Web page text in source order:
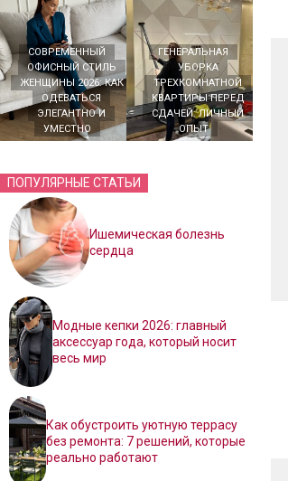
СОВРЕМЕННЫЙ
ОФИСНЫЙ СТИЛЬ
ЖЕНЩИНЫ 2026: КАК
ОДЕВАТЬСЯ
ЭЛЕГАНТНО И
УМЕСТНО
ГЕНЕРАЛЬНАЯ
УБОРКА
ТРЕХКОМНАТНОЙ
КВАРТИРЫ ПЕРЕД
СДАЧЕЙ: ЛИЧНЫЙ
ОПЫТ
ПОПУЛЯРНЫЕ СТАТЬИ
Ишемическая болезнь
сердца
Модные кепки 2026: главный
аксессуар года, который носит
весь мир
Как обустроить уютную террасу
без ремонта: 7 решений, которые
реально работают